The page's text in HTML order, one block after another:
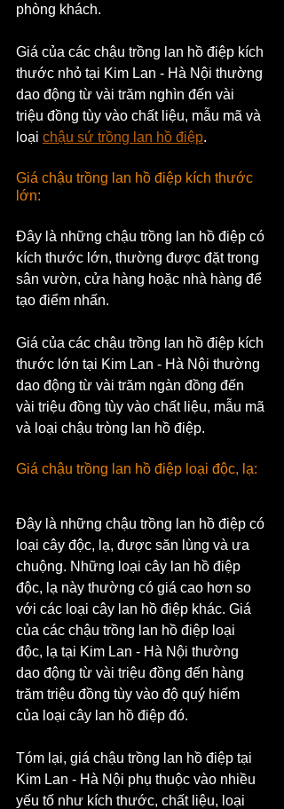
phòng khách.
Giá của các chậu trồng lan hồ điệp kích
thước nhỏ tại Kim Lan - Hà Nội thường
dao động từ vài trăm nghìn đến vài
triệu đồng tùy vào chất liệu, mẫu mã và
loại chậu sứ trồng lan hồ điệp.
Giá chậu trồng lan hồ điệp kích thước
lớn:
Đây là những chậu trồng lan hồ điệp có
kích thước lớn, thường được đặt trong
sân vườn, cửa hàng hoặc nhà hàng để
tạo điểm nhấn.
Giá của các chậu trồng lan hồ điệp kích
thước lớn tại Kim Lan - Hà Nội thường
dao động từ vài trăm ngàn đồng đến
vài triệu đồng tùy vào chất liệu, mẫu mã
và loại chậu tròng lan hồ điệp.
Giá chậu trồng lan hồ điệp loại độc, lạ:
Đây là những chậu trồng lan hồ điệp có
loại cây độc, lạ, được săn lùng và ưa
chuộng. Những loại cây lan hồ điệp
độc, lạ này thường có giá cao hơn so
với các loại cây lan hồ điệp khác. Giá
của các chậu trồng lan hồ điệp loại
độc, lạ tại Kim Lan - Hà Nội thường
dao động từ vài triệu đồng đến hàng
trăm triệu đồng tùy vào độ quý hiếm
của loại cây lan hồ điệp đó.
Tóm lại, giá chậu trồng lan hồ điệp tại
Kim Lan - Hà Nội phụ thuộc vào nhiều
yếu tố như kích thước, chất liệu, loại